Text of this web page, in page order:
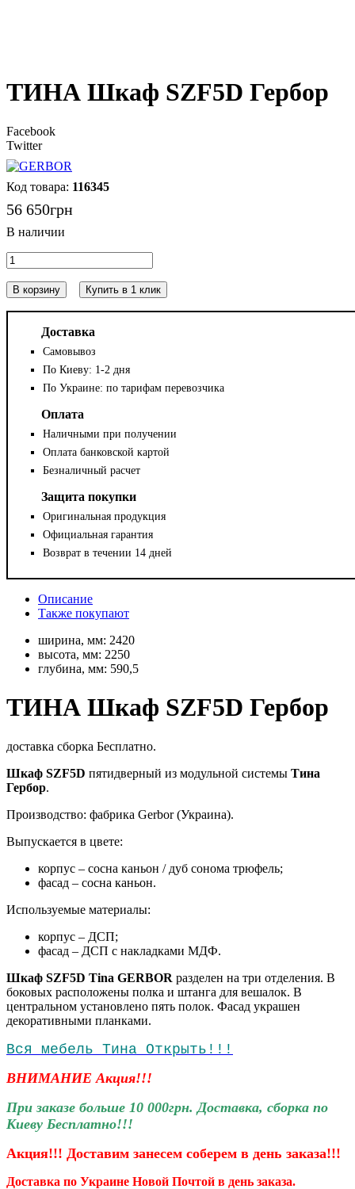
ТИНА Шкаф SZF5D Гербор
Facebook
Twitter
116345
56 650грн
В корзину Купить в 1 клик
Доставка
Самовывоз
По Киеву: 1-2 дня
По Украине: по тарифам перевозчика
Оплата
Наличными при получении
Оплата банковской картой
Безналичный расчет
Защита покупки
Оригинальная продукция
Официальная гарантия
Возврат в течении 14 дней
Описание
Также покупают
ширина, мм: 2420
высота, мм: 2250
глубина, мм: 590,5
ТИНА Шкаф SZF5D Гербор
доставка сборка Бесплатно.
Шкаф SZF5D пятидверный из модульной системы Тина
Гербор.
Производство: фабрика Gerbor (Украина).
Выпускается в цвете:
корпус – cосна каньон / дуб сонома трюфель;
фасад – cосна каньон.
Используемые материалы:
корпус – ДСП;
фасад – ДСП с накладками МДФ.
Шкаф SZF5D Tina GERBOR разделен на три отделения. В
боковых расположены полка и штанга для вешалок. В
центральном установлено пять полок. Фасад украшен
декоративными планками.
Вся мебель Тина Открыть!!!
ВНИМАНИЕ Акция!!!
При заказе больше 10 000грн. Доставка, сборка по
Киеву Бесплатно!!!
Акция!!! Доставим занесем соберем в день заказа!!!
Доставка по Украине Новой Почтой в день заказа.